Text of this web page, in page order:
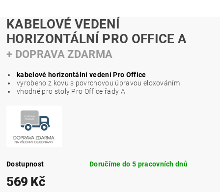
KABELOVÉ VEDENÍ
HORIZONTÁLNÍ PRO OFFICE A
+ DOPRAVA ZDARMA
kabelové horizontální vedení Pro Office
vyrobeno z kovu s povrchovou úpravou eloxováním
vhodné pro stoly Pro Office řady A
Dostupnost Doručíme do 5 pracovních dnů
569 Kč